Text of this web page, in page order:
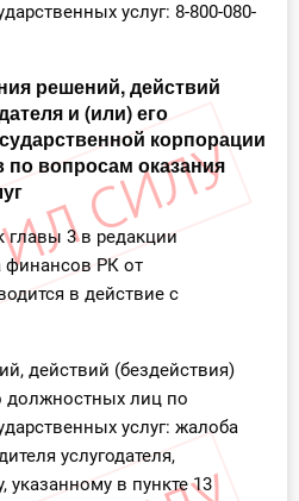
услуг: 8-800-080-
решений, действий
и (или) его
корпорации
по вопросам оказания
главы 3 в редакции
финансов РК от
в действие с
действий (бездействия)
должностных лиц по
услуг: жалоба
услугодателя,
указанному в пункте 13